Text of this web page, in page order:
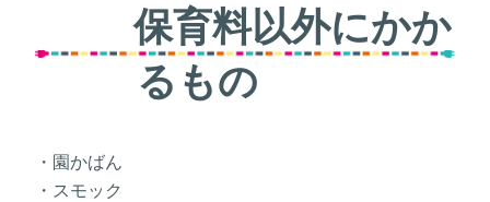
保育料以外にかか
るもの
・園かばん
・スモック